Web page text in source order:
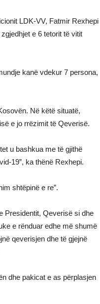
LDK-VV, Fatmir Rexhepi
e 6 tetorit të vitit
kanë vdekur 7 persona,
Në këtë situatë,
e jo rrëzimit të Qeverisë.
u bashkua me të gjithë
19”, ka thënë Rexhepi.
shtëpinë e re”.
Presidentit, Qeverisë si dhe
e rënduar edhe më shumë
qeverisjen dhe të gjejnë
dhe pakicat e as përplasjen